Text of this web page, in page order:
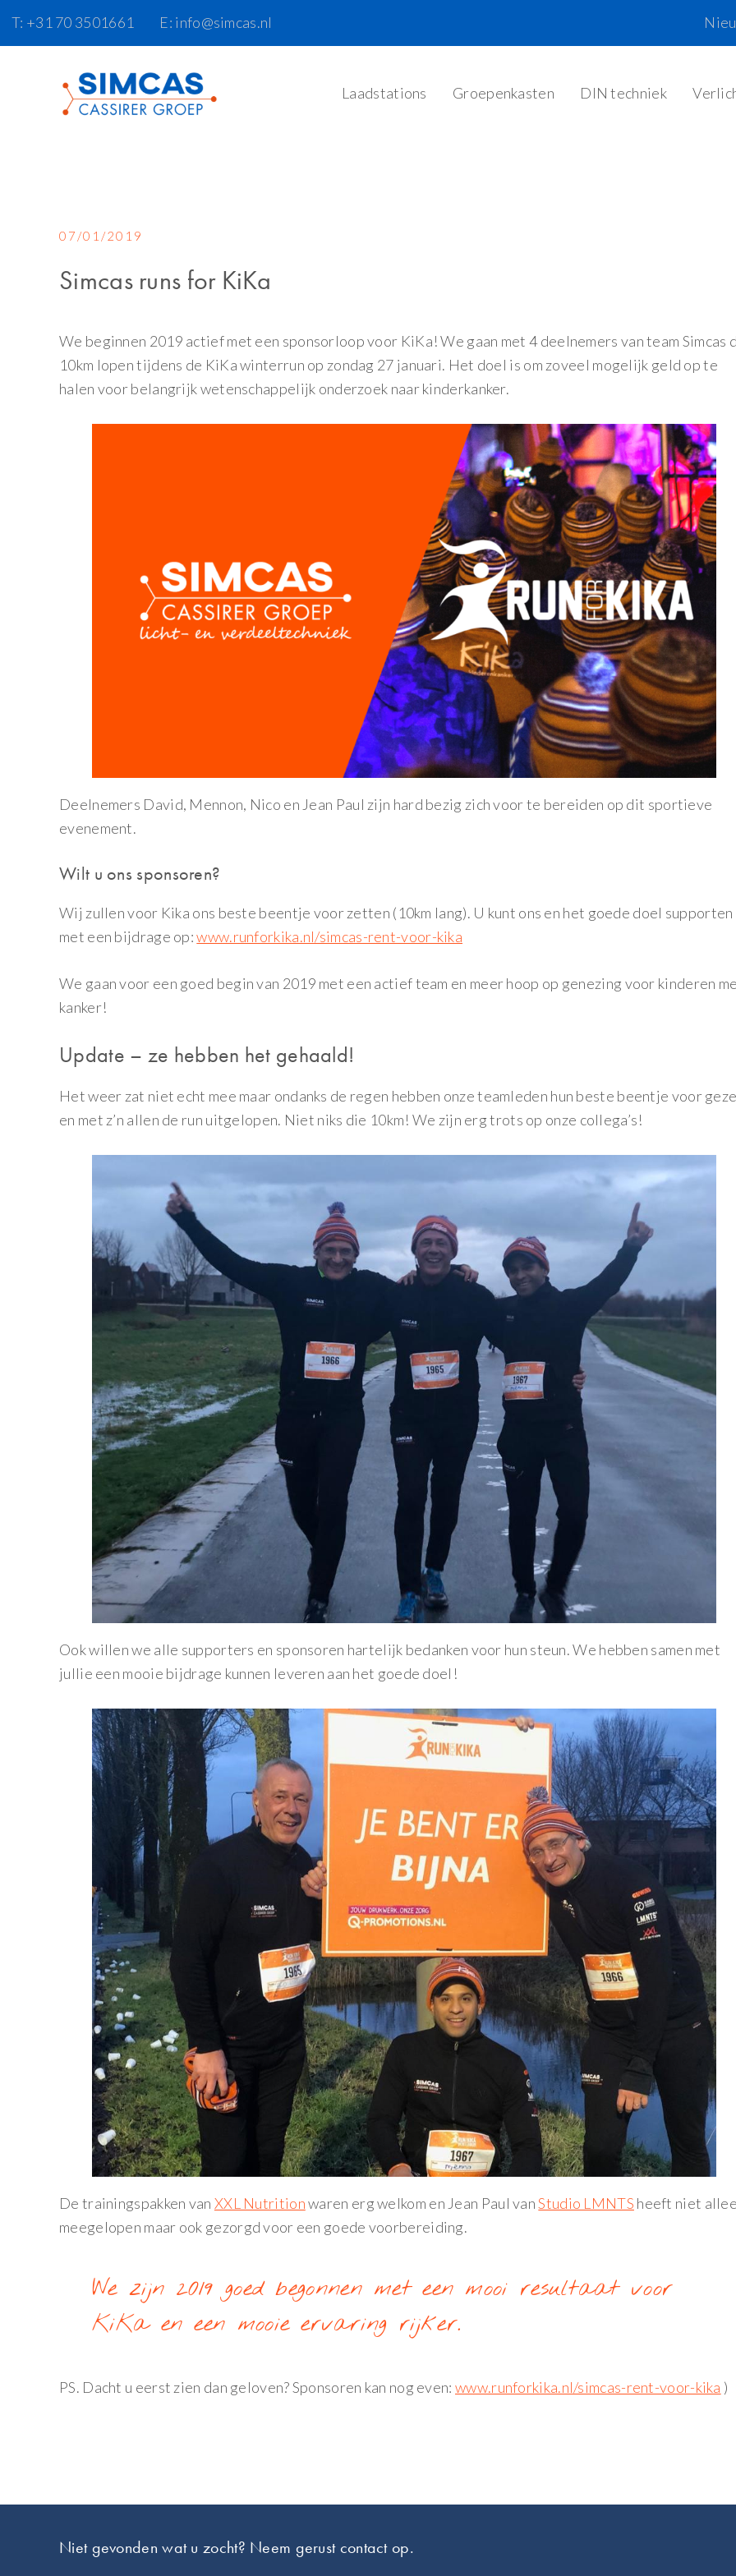
T: +31 70 3501661 E: info@simcas.nl
Laadstations Groepenkasten DIN techniek
07/01/2019
Simcas runs for KiKa
We beginnen 2019 actief met een sponsorloop voor KiKa! We gaan met 4 deelnemers van team Simcas
10km lopen tijdens de KiKa winterrun op zondag 27 januari. Het doel is om zoveel mogelijk geld op te
halen voor belangrijk wetenschappelijk onderzoek naar kinderkanker.
Deelnemers David, Mennon, Nico en Jean Paul zijn hard bezig zich voor te bereiden op dit sportieve
evenement.
Wilt u ons sponsoren?
Wij zullen voor Kika ons beste beentje voor zetten (10km lang). U kunt ons en het goede doel supporten
met een bijdrage op:www.runforkika.nl/simcas-rent-voor-kika
We gaan voor een goed begin van 2019 met een actief team en meer hoop op genezing voor kinderen
kanker!
Update – ze hebben het gehaald!
Het weer zat niet echt mee maar ondanks de regen hebben onze teamleden hun beste beentje voor
en met z’n allen de run uitgelopen. Niet niks die 10km! We zijn erg trots op onze collega’s!
Ook willen we alle supporters en sponsoren hartelijk bedanken voor hun steun. We hebben samen met
jullie een mooie bijdrage kunnen leveren aan het goede doel!
De trainingspakken van XXL Nutritionwaren erg welkom en Jean Paul vanStudio LMNTS heeft niet
meegelopen maar ook gezorgd voor een goede voorbereiding.
We zijn 2019 goed begonnen met een mooi resultaat voor
KiKa en een mooie ervaring rijker.
PS. Dacht u eerst zien dan geloven? Sponsoren kan nog even: www.runforkika.nl/simcas-rent-voor-kika )
Niet gevonden wat u zocht? Neem gerust contact op.